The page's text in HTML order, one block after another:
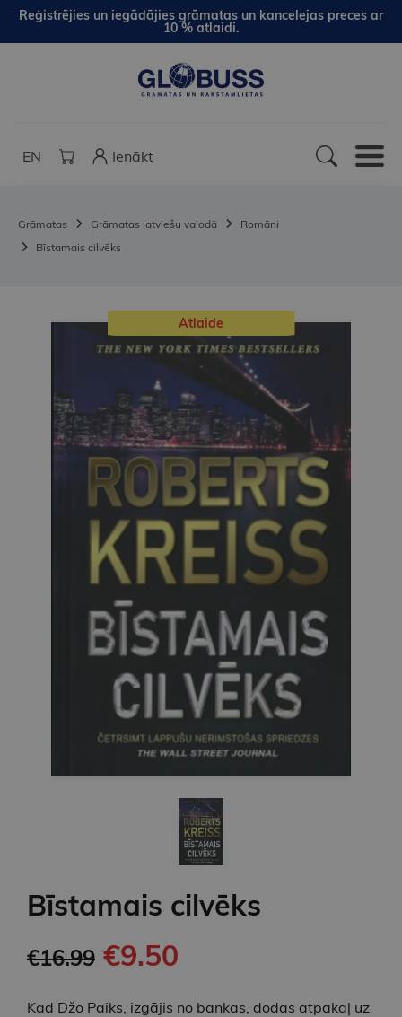
Reģistrējies un iegādājies grāmatas un kancelejas preces ar
10 % atlaidi.
EN Ienākt
Grāmatas Grāmatas latviešu valodā
Romāni
Bīstamais cilvēks
Atlaide
Bīstamais cilvēks
€16.99 €9.50
Kad Džo Paiks, izgājis no bankas, dodas atpakaļ uz